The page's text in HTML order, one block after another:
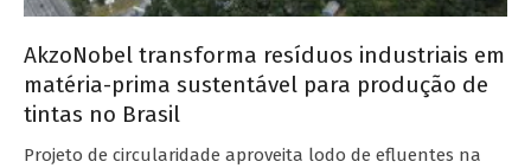
AkzoNobel transforma resíduos industriais em
matéria-prima sustentável para produção de
tintas no Brasil
Projeto de circularidade aproveita lodo de efluentes na